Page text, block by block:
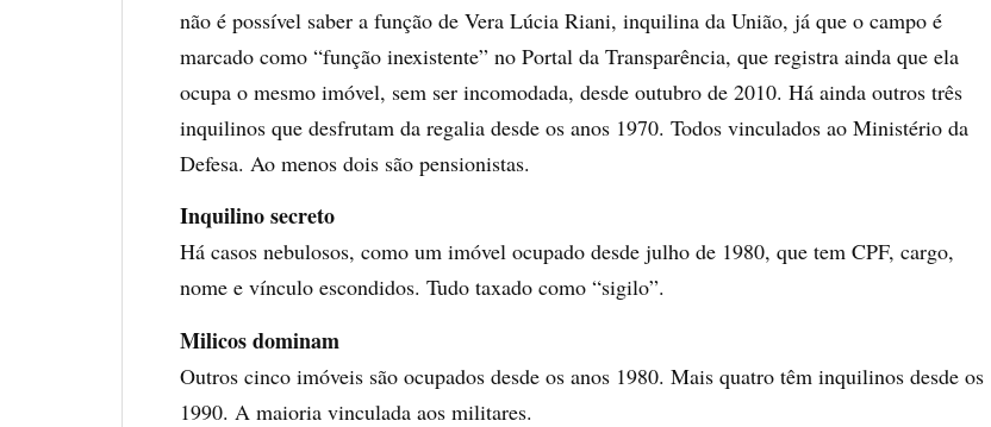
não é possível saber a função de Vera Lúcia Riani, inquilina da União, já que o campo é
marcado como “função inexistente” no Portal da Transparência, que registra ainda que ela
ocupa o mesmo imóvel, sem ser incomodada, desde outubro de 2010. Há ainda outros três
inquilinos que desfrutam da regalia desde os anos 1970. Todos vinculados ao Ministério da
Defesa. Ao menos dois são pensionistas.
Inquilino secreto
Há casos nebulosos, como um imóvel ocupado desde julho de 1980, que tem CPF, cargo,
nome e vínculo escondidos. Tudo taxado como “sigilo”.
Milicos dominam
Outros cinco imóveis são ocupados desde os anos 1980. Mais quatro têm inquilinos desde os
1990. A maioria vinculada aos militares.